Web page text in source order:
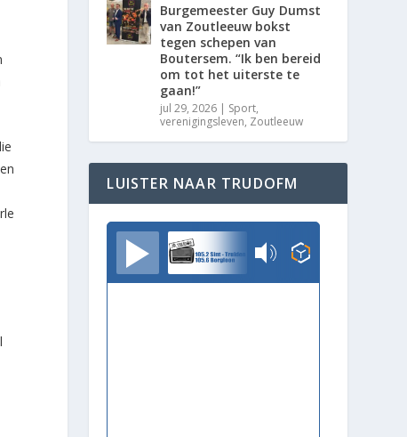
Burgemeester Guy Dumst
van Zoutleeuw bokst
tegen schepen van
Boutersem. “Ik ben bereid
om tot het uiterste te
gaan!”
jul 29, 2026 | Sport,
verenigingsleven, Zoutleeuw
LUISTER NAAR TRUDOFM
TrudoFM